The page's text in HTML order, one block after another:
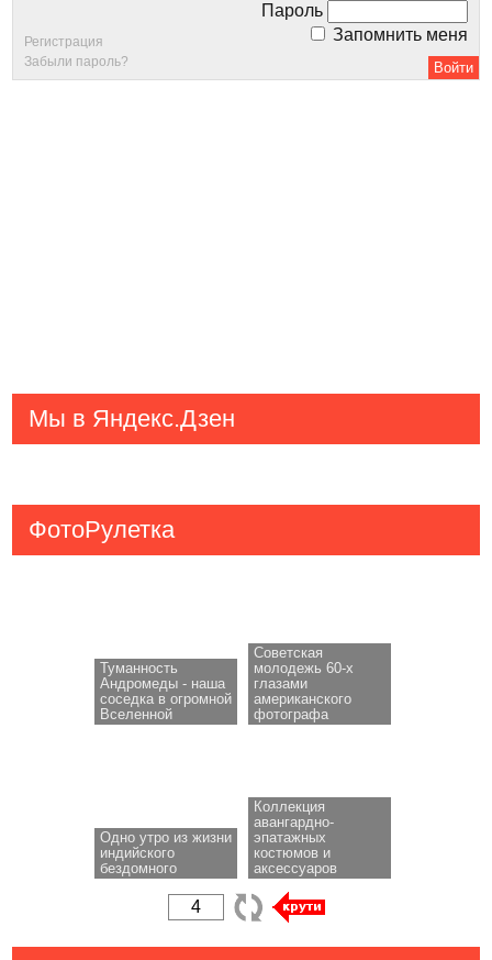
Пароль
Запомнить меня
Регистрация
Забыли пароль?
Мы в Яндекс.Дзен
ФотоРулетка
Туманность
Андромеды - наша
соседка в огромной
Вселенной
Советская
молодежь 60-х
глазами
американского
фотографа
Одно утро из жизни
индийского
бездомного
Коллекция
авангардно-
эпатажных
костюмов и
аксессуаров